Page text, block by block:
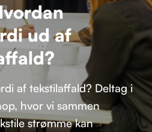
ud af
af tekstilaffald? Deltag i
hvor vi sammen
strømme kan